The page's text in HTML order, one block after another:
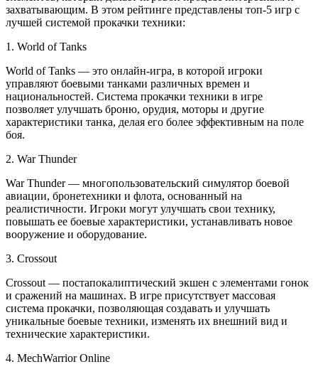
захватывающим. В этом рейтинге представлены топ-5 игр с
лучшей системой прокачки техники:
1. World of Tanks
World of Tanks — это онлайн-игра, в которой игроки
управляют боевыми танками различных времен и
национальностей. Система прокачки техники в игре
позволяет улучшать броню, орудия, моторы и другие
характеристики танка, делая его более эффективным на поле
боя.
2. War Thunder
War Thunder — многопользовательский симулятор боевой
авиации, бронетехники и флота, основанный на
реалистичности. Игроки могут улучшать свои технику,
повышать ее боевые характеристики, устанавливать новое
вооружение и оборудование.
3. Crossout
Crossout — постапокалиптический экшен с элементами гонок
и сражений на машинах. В игре присутствует массовая
система прокачки, позволяющая создавать и улучшать
уникальные боевые техники, изменять их внешний вид и
технические характеристики.
4. MechWarrior Online